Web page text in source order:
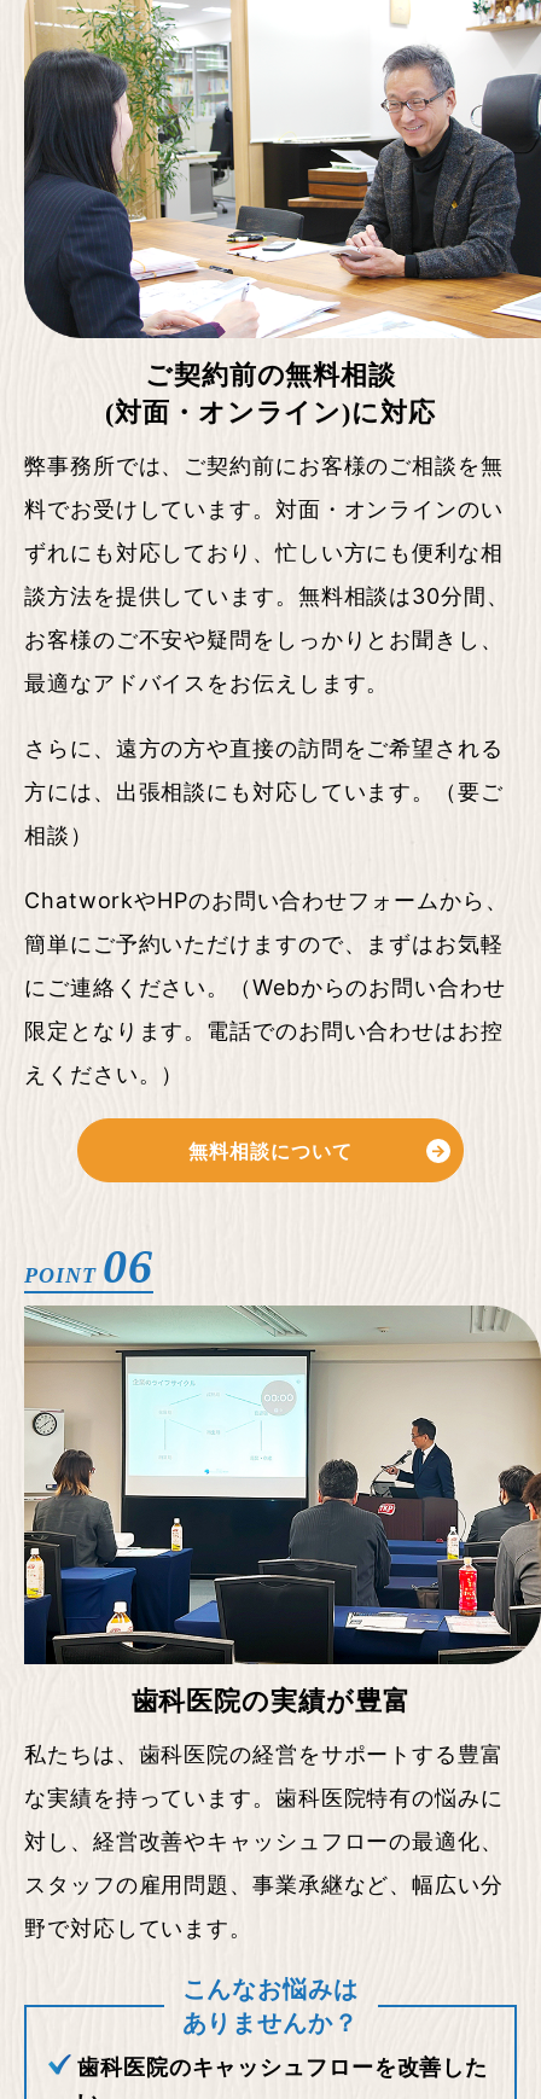
ご契約前の無料相談
(対面・オンライン)に対応
弊事務所では、ご契約前にお客様のご相談を無
料でお受けしています。対面・オンラインのい
ずれにも対応しており、忙しい方にも便利な相
談方法を提供しています。無料相談は30分間、
お客様のご不安や疑問をしっかりとお聞きし、
最適なアドバイスをお伝えします。
さらに、遠方の方や直接の訪問をご希望される
方には、出張相談にも対応しています。（要ご
相談）
ChatworkやHPのお問い合わせフォームから、
簡単にご予約いただけますので、まずはお気軽
にご連絡ください。（Webからのお問い合わせ
限定となります。電話でのお問い合わせはお控
えください。）
無料相談について
POINT 06
歯科医院の実績が豊富
私たちは、歯科医院の経営をサポートする豊富
な実績を持っています。歯科医院特有の悩みに
対し、経営改善やキャッシュフローの最適化、
スタッフの雇用問題、事業承継など、幅広い分
野で対応しています。
こんなお悩みは
ありませんか？
歯科医院のキャッシュフローを改善した